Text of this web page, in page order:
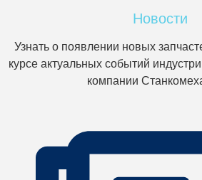
Новости
Узнать о появлении новых
курсе актуальных событий
компании